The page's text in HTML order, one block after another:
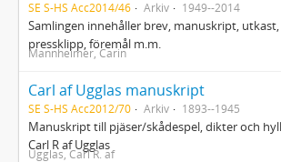
SE S-HS Acc2014/46 Arkiv 1949--2014
Samlingen innehåller brev, manuskript,
pressklipp, föremål m.m.
Mannheimer, Carin
Carl af Ugglas manuskript
SE S-HS Acc2012/70 Arkiv 1893--1945
Manuskript till pjäser/skådespel, dikter och
Carl R af Ugglas
Ugglas, Carl R. af